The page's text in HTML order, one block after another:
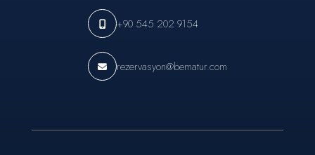
+90 545 202 9154
rezervasyon@bematur.com